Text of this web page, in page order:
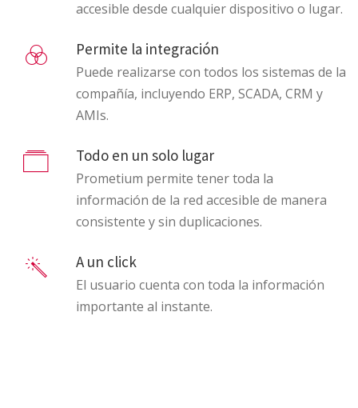
accesible desde cualquier dispositivo o lugar.
Permite la integración
Puede realizarse con todos los sistemas de la
compañía, incluyendo ERP, SCADA, CRM y
AMIs.
Todo en un solo lugar
Prometium permite tener toda la
información de la red accesible de manera
consistente y sin duplicaciones.
A un click
El usuario cuenta con toda la información
importante al instante.